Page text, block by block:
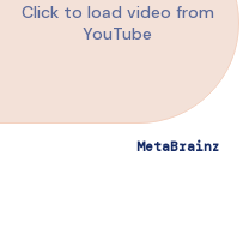
Click to load video from
YouTube
MetaBrainz